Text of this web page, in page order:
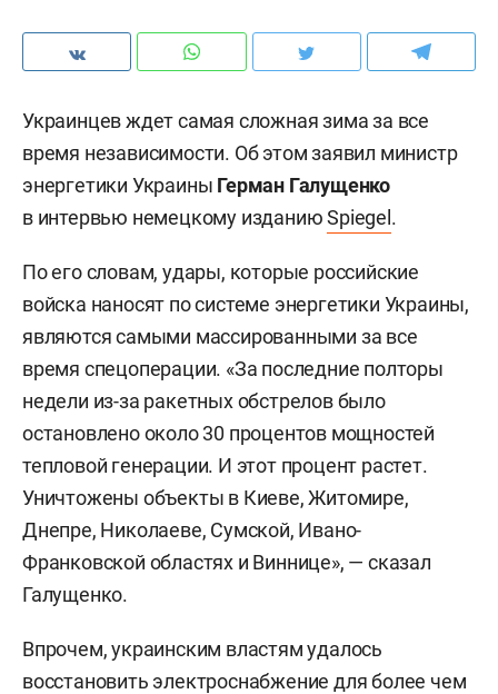
Украинцев ждет самая сложная зима за все
время независимости. Об этом заявил министр
энергетики Украины Герман Галущенко
в интервью немецкому изданиюSpiegel .
По его словам, удары, которые российские
войска наносят по системе энергетики Украины,
являются самыми массированными за все
время спецоперации. «За последние полторы
недели из-за ракетных обстрелов было
остановлено около 30 процентов мощностей
тепловой генерации. И этот процент растет.
Уничтожены объекты в Киеве, Житомире,
Днепре, Николаеве, Сумской, Ивано-
Франковской областях и Виннице», — сказал
Галущенко.
Впрочем, украинским властям удалось
восстановить электроснабжение для более чем